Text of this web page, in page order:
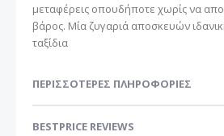
μεταφέρεις οπουδήποτε χωρίς να
βάρος. Μία ζυγαριά αποσκευών
ταξίδια
ΠΕΡΙΣΣΌΤΕΡΕΣ ΠΛΗΡΟΦΟΡΊΕΣ
BESTPRICE REVIEWS